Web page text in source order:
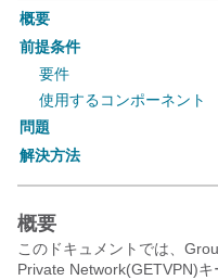
概要
前提条件
要件
使用するコンポーネント
問題
解決方法
概要
このドキュメントでは、
Private Network(GETVPN)キ